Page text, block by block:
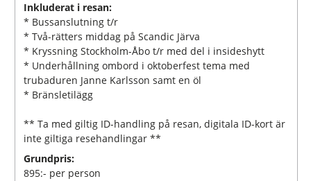
Inkluderat i resan:
* Bussanslutning t/r
* Två-rätters middag på Scandic Järva
* Kryssning Stockholm-Åbo t/r med del i insideshytt
* Underhållning ombord i oktoberfest tema med
trubaduren Janne Karlsson samt en öl
* Bränsletilägg
** Ta med giltig ID-handling på resan, digitala ID-kort är
inte giltiga resehandlingar **
Grundpris:
895:- per person